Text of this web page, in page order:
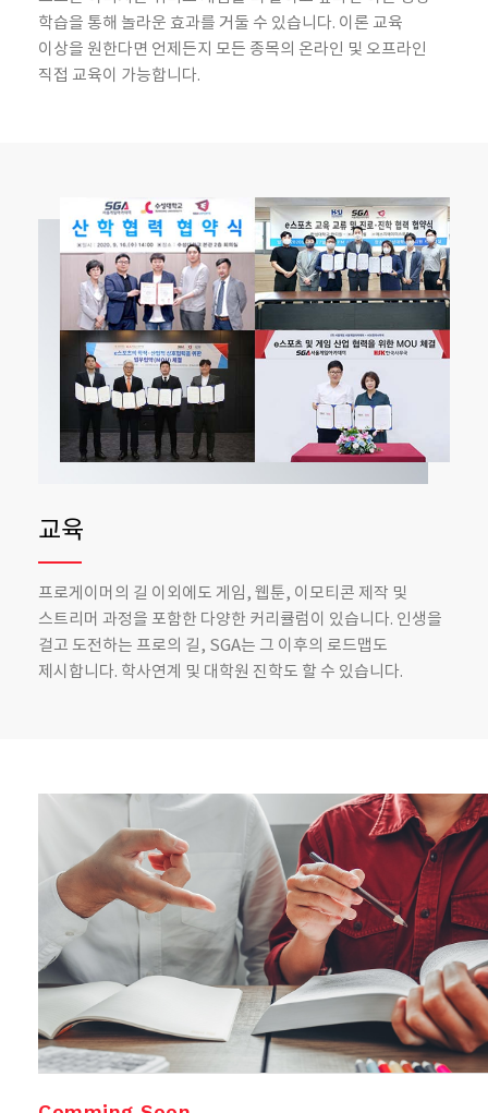
학습을 통해 놀라운 효과를 거둘 수 있습니다. 이론 교육
이상을 원한다면 언제든지 모든 종목의 온라인 및 오프라인
직접 교육이 가능합니다.
교육
프로게이머의 길 이외에도 게임, 웹툰, 이모티콘 제작 및
스트리머 과정을 포함한 다양한 커리큘럼이 있습니다. 인생을
걸고 도전하는 프로의 길, SGA는 그 이후의 로드맵도
제시합니다. 학사연계 및 대학원 진학도 할 수 있습니다.